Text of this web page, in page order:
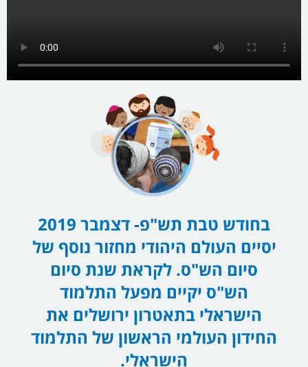
בחודש טבת תש"פ- דצמבר 2019
יסיים העולם היהודי מחזור נוסף של
סיום הש"ס. לקראת שנת סיום
הש"ס יקיים מפעל התלמוד
הישראלי בתאטרון ירושלים את
החידון העולמי הראשון של התלמוד
הישראלי.